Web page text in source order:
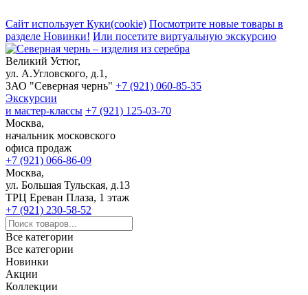
Сайт использует Куки(cookie) Посмотрите новые товары в
разделе Новинки! Или посетите виртуальную экскурсию
Великий Устюг,
ул. А.Угловского, д.1,
ЗАО "Северная чернь" +7 (921) 060-85-35
Экскурсии
и мастер-классы +7 (921) 125-03-70
Москва,
начальник московского
офиса продаж
+7 (921) 066-86-09
Москва,
ул. Большая Тульская, д.13
ТРЦ Ереван Плаза, 1 этаж
+7 (921) 230-58-52
Все категории
Все категории
Новинки
Акции
Коллекции